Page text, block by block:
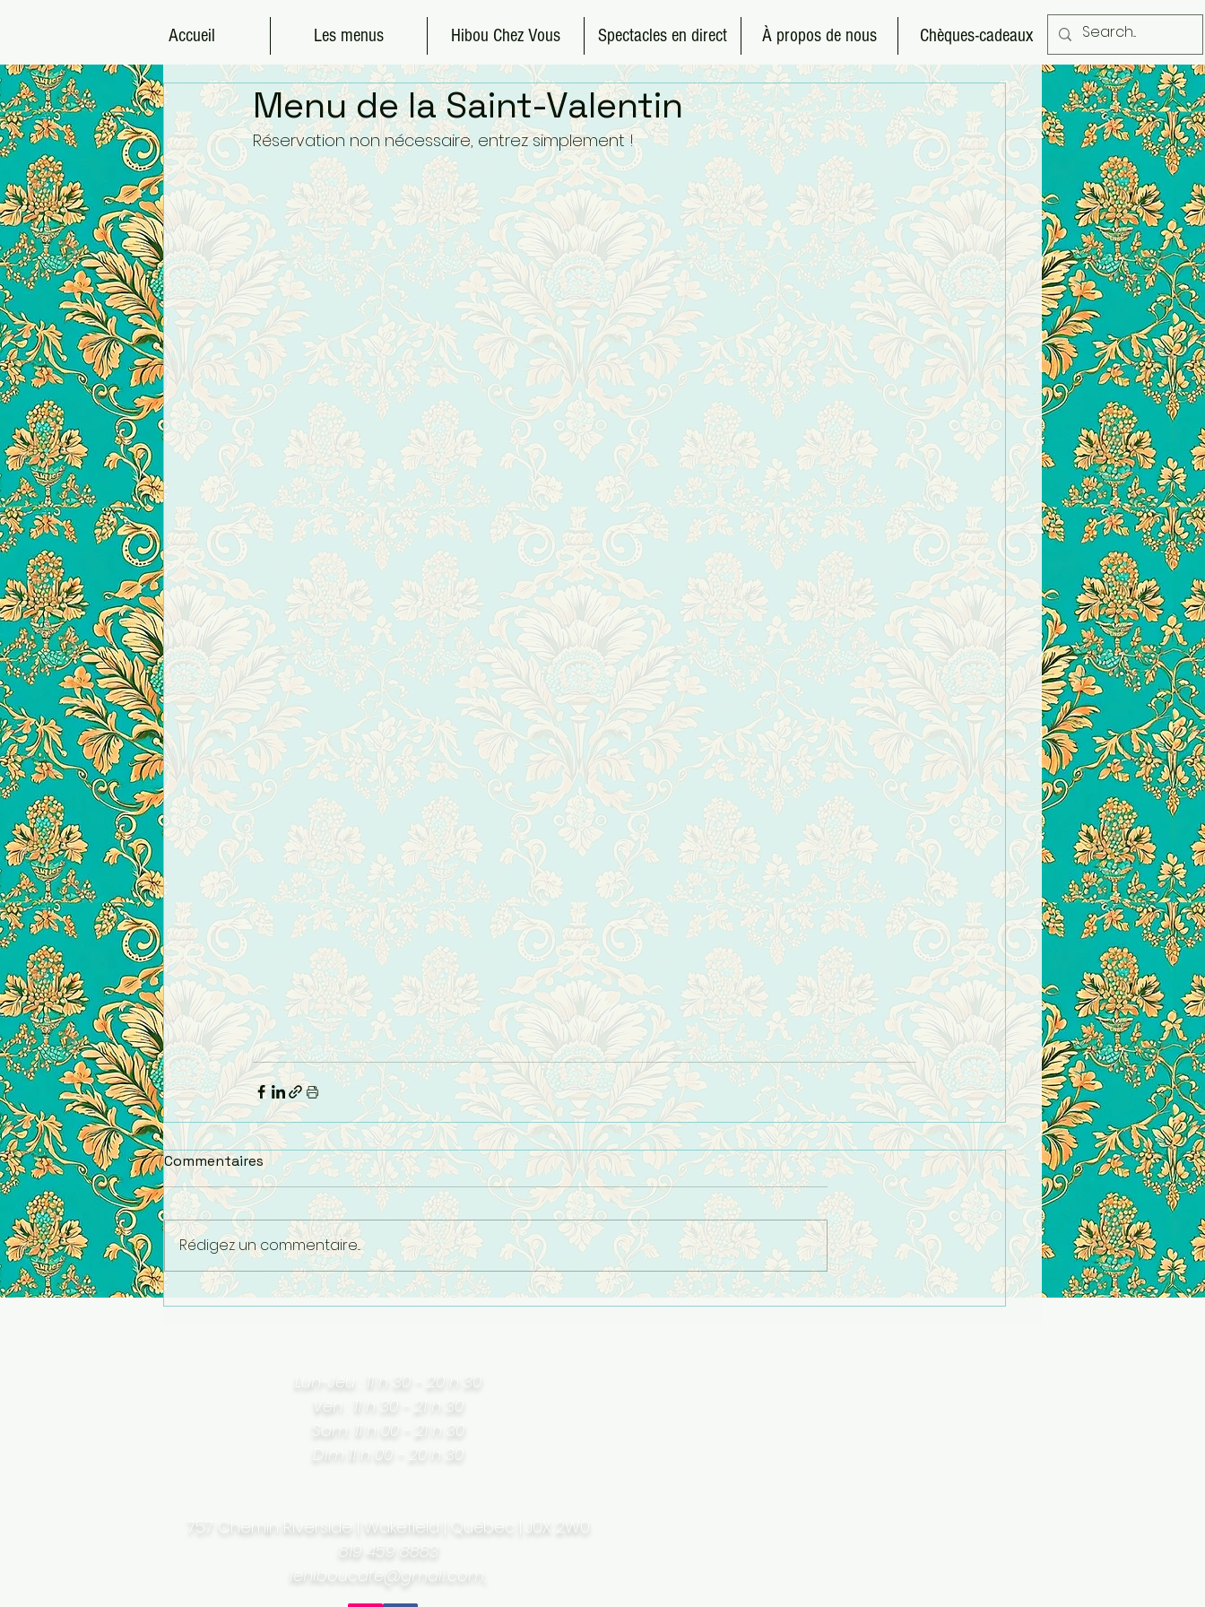
Accueil Les menus Hibou Chez Vous Spectacles en direct À propos de nous Chèques-cadeaux
Menu de la Saint-Valentin
Réservation non nécessaire, entrez simplement !
Commentaires
Rédigez un commentaire...
Lun-Jeu : 11 h 30 - 20 h 30
Ven : 11 h 30 - 21 h 30
Sam: 11 h 00 - 21 h 30
Dim 11 h 00
20 h 30
757 Chemin Riverside | Wakefield | Québec | J0X 2W0
819 459 8883
lehiboucafe@gmail.com